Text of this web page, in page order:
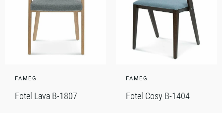
FAMEG
Fotel Lava B-1807
FAMEG
Fotel Cosy B-1404